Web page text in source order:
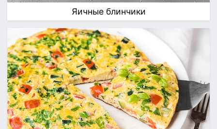
Яичные блинчики